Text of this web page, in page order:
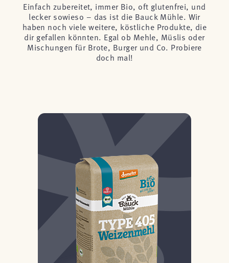
Einfach zubereitet, immer Bio, oft glutenfrei, und
lecker sowieso – das ist die Bauck Mühle. Wir
haben noch viele weitere, köstliche Produkte, die
dir gefallen könnten. Egal ob Mehle, Müslis oder
Mischungen für Brote, Burger und Co. Probiere
doch mal!